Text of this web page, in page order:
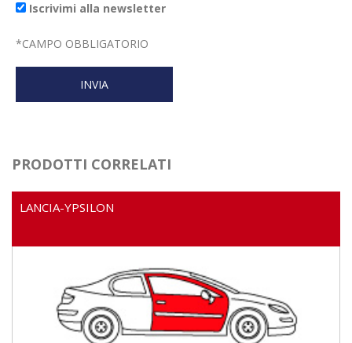
Iscrivimi alla newsletter
*CAMPO OBBLIGATORIO
PRODOTTI CORRELATI
LANCIA-YPSILON